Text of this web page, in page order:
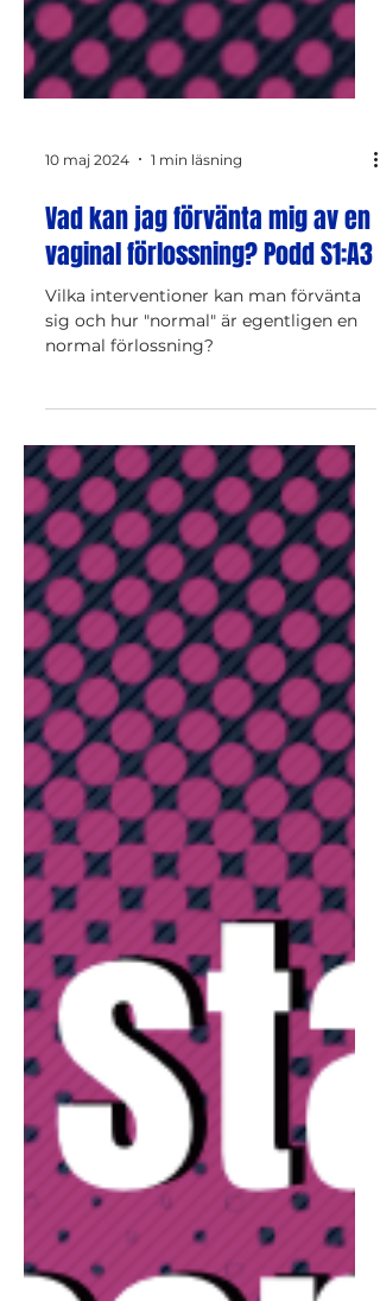
1 min läsning
Vad kan jag förvänta mig av en
vaginal förlossning? Podd S1:A3
Vilka interventioner kan man förvänta